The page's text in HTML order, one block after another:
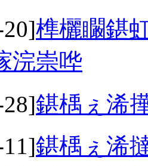
榫欐矙鍖
浣崇哗
鍖楀ぇ浠
鍖楀ぇ浠